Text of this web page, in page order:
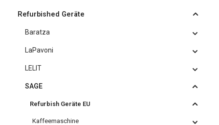
Refurbished Geräte
Baratza
LaPavoni
LELIT
SAGE
Refurbish Geräte EU
Kaffeemaschine